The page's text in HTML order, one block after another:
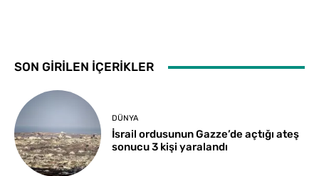
SON GİRİLEN İÇERİKLER
DÜNYA
İsrail ordusunun Gazze’de açtığı ateş
sonucu 3 kişi yaralandı